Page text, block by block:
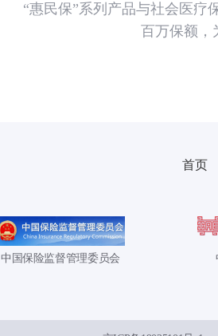
“惠民保”系列产品与社会医疗
百万保额，
首页
中国保险监督管理委员会